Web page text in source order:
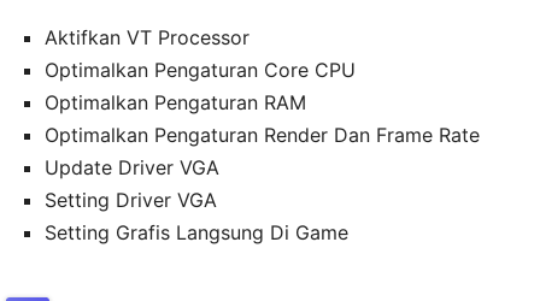
Aktifkan VT Processor
Optimalkan Pengaturan Core CPU
Optimalkan Pengaturan RAM
Optimalkan Pengaturan Render Dan Frame Rate
Update Driver VGA
Setting Driver VGA
Setting Grafis Langsung Di Game